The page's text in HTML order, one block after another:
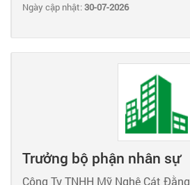
Ngày cập nhật:30-07-2026
Trưởng bộ phận nhân sự
Công Ty TNHH Mỹ Nghệ Cát Đằng